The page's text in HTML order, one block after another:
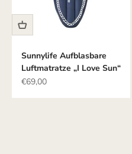
Sunnylife Aufblasbare
Luftmatratze „I Love Sun“
Angebot
€69,00